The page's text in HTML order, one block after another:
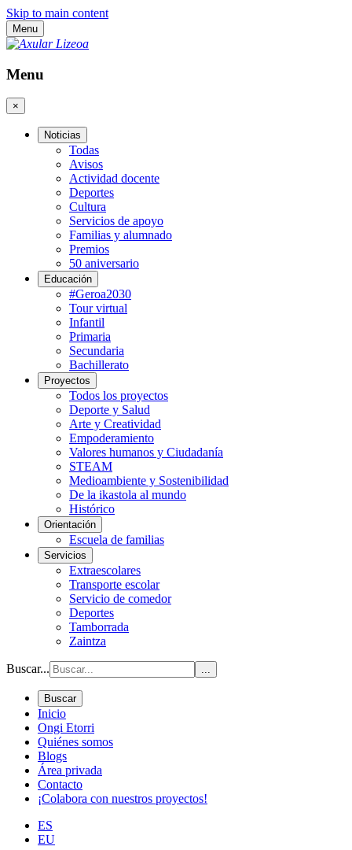
Skip to main content
Menu
Menu
×
Noticias
Todas
Avisos
Actividad docente
Deportes
Cultura
Servicios de apoyo
Familias y alumnado
Premios
50 aniversario
Educación
#Geroa2030
Tour virtual
Infantil
Primaria
Secundaria
Bachillerato
Proyectos
Todos los proyectos
Deporte y Salud
Arte y Creatividad
Empoderamiento
Valores humanos y Ciudadanía
STEAM
Medioambiente y Sostenibilidad
De la ikastola al mundo
Histórico
Orientación
Escuela de familias
Servicios
Extraescolares
Transporte escolar
Servicio de comedor
Deportes
Tamborrada
Zaintza
Buscar... ...
Buscar
Inicio
Ongi Etorri
Quiénes somos
Blogs
Área privada
Contacto
¡Colabora con nuestros proyectos!
ES
EU